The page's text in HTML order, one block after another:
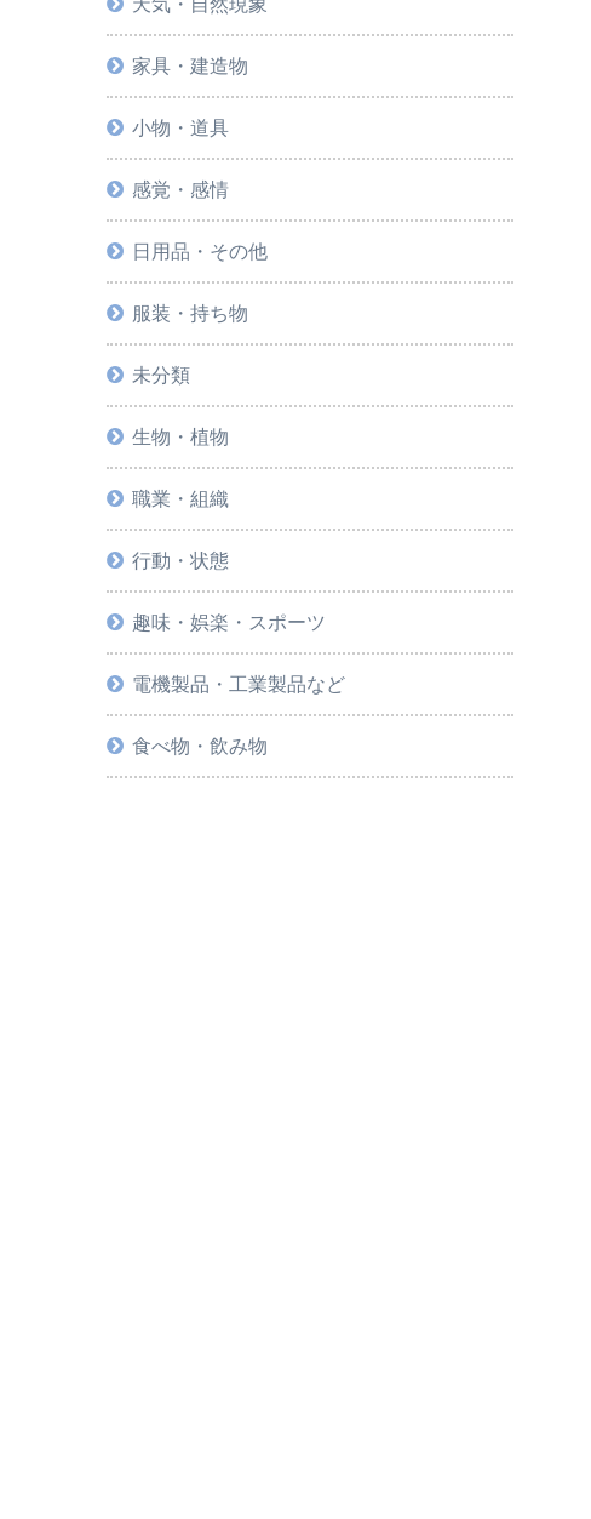
家具・建造物
小物・道具
感覚・感情
日用品・その他
服装・持ち物
未分類
生物・植物
職業・組織
行動・状態
趣味・娯楽・スポーツ
電機製品・工業製品など
食べ物・飲み物